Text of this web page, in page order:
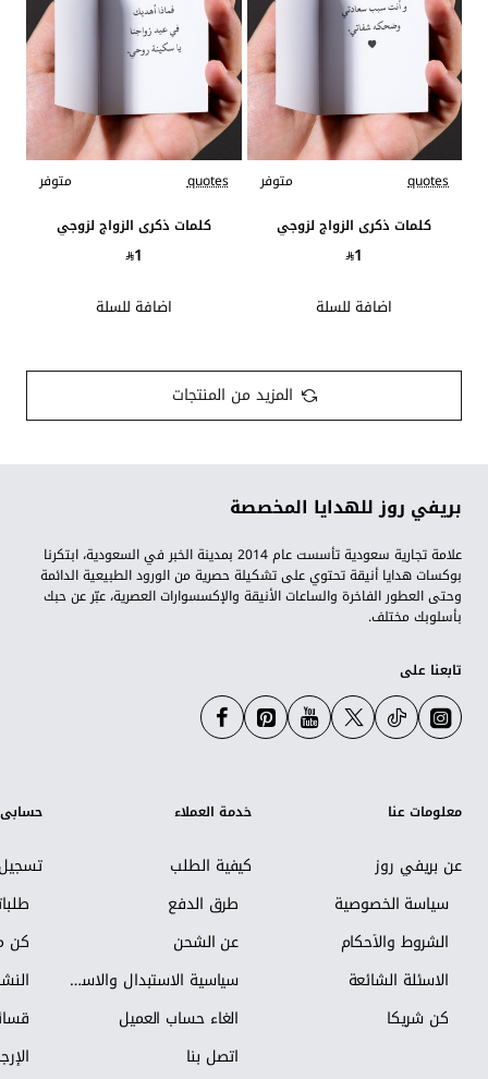
quotes
متوفر
كلمات ذكرى الزواج لزوجي
1
اضافة للسلة
quotes
متوفر
كلمات ذكرى الزواج لزوجي
1
اضافة للسلة
المزيد من المنتجات
بريفي روز للهدايا المخصصة
علامة تجارية سعودية تأسست عام 2014 بمدينة الخبر في السعودية، ابتكرنا
بوكسات هدايا أنيقة تحتوي على تشكيلة حصرية من الورود الطبيعية الدائمة
وحتى العطور الفاخرة والساعات الأنيقة والإكسسوارات العصرية، عبّر عن حبك
بأسلوبك مختلف.
تابعنا على
معلومات عنا
عن بريفي روز
سياسة الخصوصية
الشروط والأحكام
الاسئلة الشائعة
كن شريكاً
خدمة العملاء
كيفية الطلب
طرق الدفع
عن الشحن
سياسية الاستبدال والاسترجاع
الغاء حساب العميل
اتصل بنا
حسابي
كن